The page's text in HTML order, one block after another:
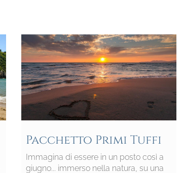
Pacchetto Primi Tuffi
Immagina di essere in un posto così a
giugno... immerso nella natura, su una